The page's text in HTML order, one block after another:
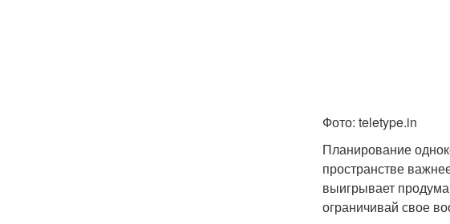
Фото: teletype.in
Планирование
пространстве
выигрывает
ограничивай свое